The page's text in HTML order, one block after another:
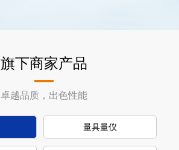
旗下商家产品
卓越品质，出色性能
量具量仪